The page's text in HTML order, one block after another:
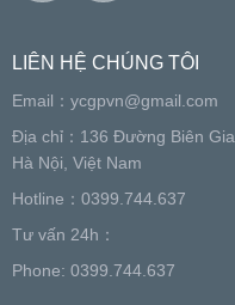
LIÊN HỆ CHÚNG TÔI
Email： ycgpvn@gmail.com
Địa chỉ：136 Đường Biên
Hà Nội, Việt Nam
Hotline：0399.744.637
Tư vấn 24h：
Phone: 0399.744.637